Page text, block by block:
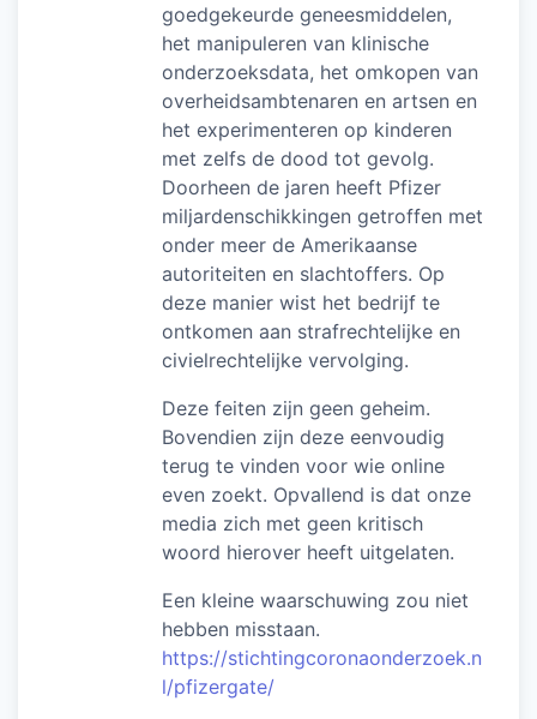
goedgekeurde geneesmiddelen,
het manipuleren van klinische
onderzoeksdata, het omkopen van
overheidsambtenaren en artsen en
het experimenteren op kinderen
met zelfs de dood tot gevolg.
Doorheen de jaren heeft Pfizer
miljardenschikkingen getroffen met
onder meer de Amerikaanse
autoriteiten en slachtoffers. Op
deze manier wist het bedrijf te
ontkomen aan strafrechtelijke en
civielrechtelijke vervolging.
Deze feiten zijn geen geheim.
Bovendien zijn deze eenvoudig
terug te vinden voor wie online
even zoekt. Opvallend is dat onze
media zich met geen kritisch
woord hierover heeft uitgelaten.
Een kleine waarschuwing zou niet
hebben misstaan.
https://stichtingcoronaonderzoek.n
l/pfizergate/